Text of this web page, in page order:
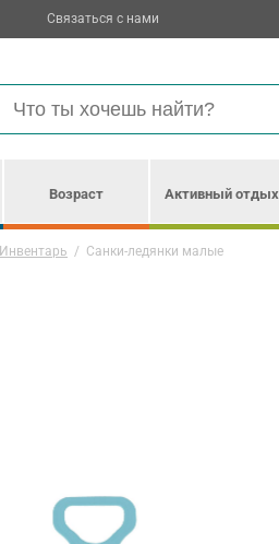
Связаться с нами
Возраст Активный отдых
Инвентарь / Санки-ледянки малые